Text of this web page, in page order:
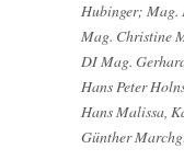
Hubinger; Mag.
Mag. Christine
DI Mag.
Hans Peter
Hans Malissa,
Günther